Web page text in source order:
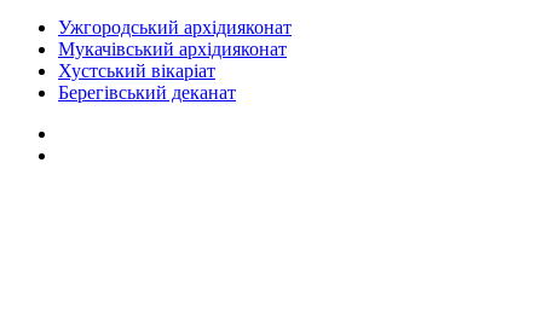
Ужгородський архідияконат
Мукачівський архідияконат
Хустський вікаріат
Берегівський деканат